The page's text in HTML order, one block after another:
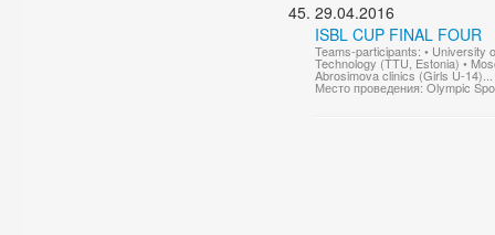
29.04.2016
ISBL CUP FINAL FOUR
Teams-participants: • University
Technology (TTU, Estonia) •
Abrosimova clinics (Girls U-14)...
Место проведения: Olympic